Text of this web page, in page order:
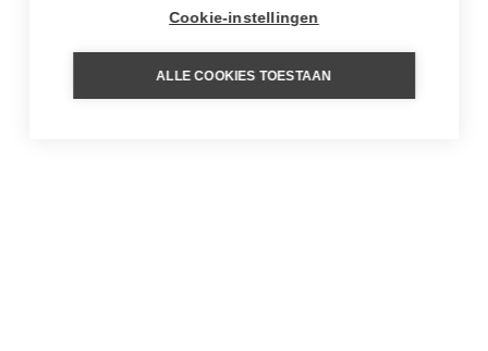
Cookie-instellingen
ALLE COOKIES TOESTAAN